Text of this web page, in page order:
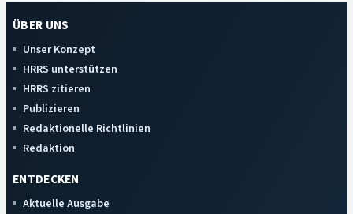
ÜBER UNS
Unser Konzept
HRRS unterstützen
HRRS zitieren
Publizieren
Redaktionelle Richtlinien
Redaktion
ENTDECKEN
Aktuelle Ausgabe